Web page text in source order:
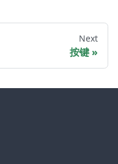
Next
按键